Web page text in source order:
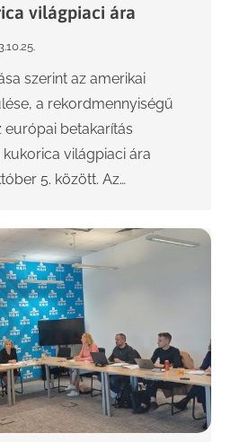
világpiaci ára
szerint az amerikai
a rekordmennyiségű
európai betakarítás
világpiaci ára
5. között. Az…